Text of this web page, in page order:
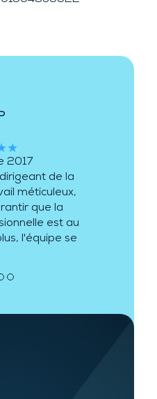
2017
de la
méticuleux,
que la
est au
l'équipe se
●